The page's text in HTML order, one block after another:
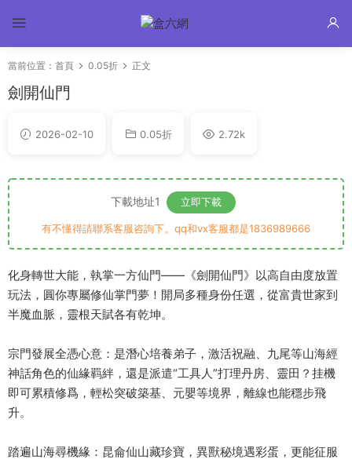
當前位置： 首頁 0.05折 正文
劍開仙門
2026-02-10 0.05折 2.72k
下載地址1 立即下載
有不懂得請聯系客服咨詢下。qq和vx客服都是1836989666
化身轉世大能，執掌一方仙門——《劍開仙門》以高自由度放置
玩法，圓你專屬修仙掌門夢！開局多種身份任選，從富貴世家到
半魔血脈，靈根天賦各有乾坤。​
宗門發展全憑心意：是潛心培養弟子，激活祝融、九尾等山海經
神話角色的仙緣羁絆，還是派遣“工具人”打理丹房、靈田？挂機
即可累積修爲，輕松突破築基、元嬰等境界，離線也能穩步飛
升。​
踏遍山海尋機緣：昆侖仙山藏珍寶，異獸秘境遇彩蛋，更能征服